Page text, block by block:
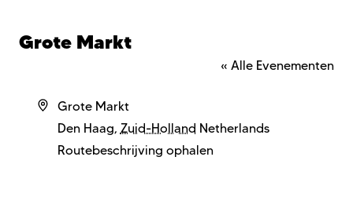
Grote Markt
« Alle Evenementen
AdresGrote Markt
Den Haag, Zuid-Holland Netherlands
Routebeschrijving ophalen